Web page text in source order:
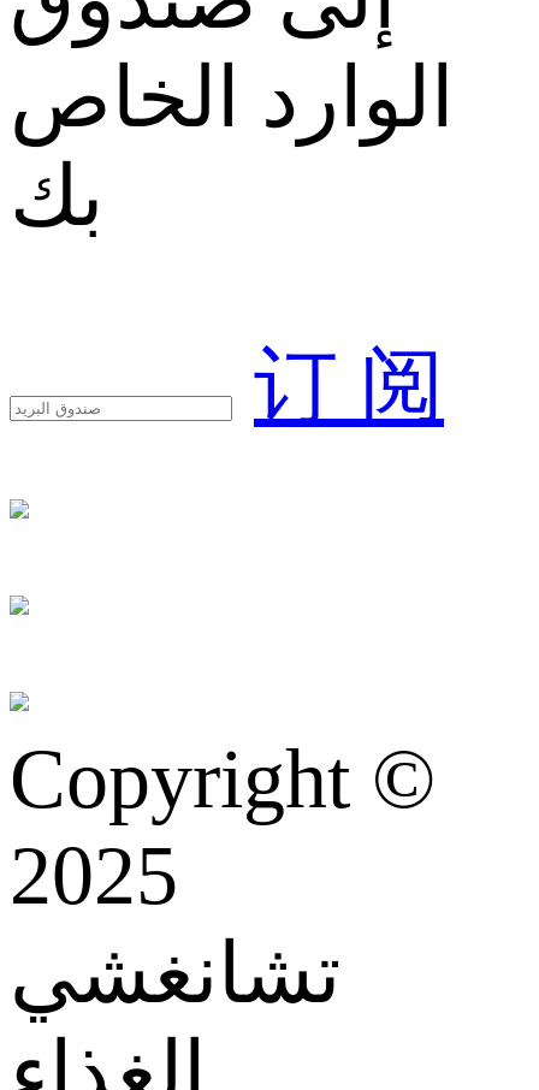
الوارد الخاص
بك
订 阅
Copyright ©
2025
تشانغشي